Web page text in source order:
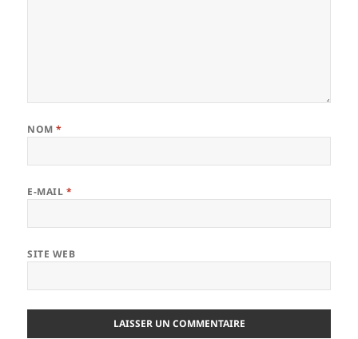
NOM*
E-MAIL *
SITE WEB